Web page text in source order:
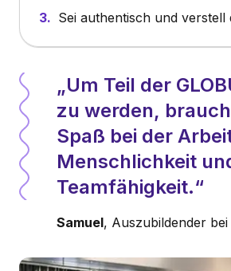
Sei authentisch und verstell
Um Teil der
zu werden,
Spaß bei der
Menschlichkeit
Teamfähigkeit.
Samuel, Auszubildender bei